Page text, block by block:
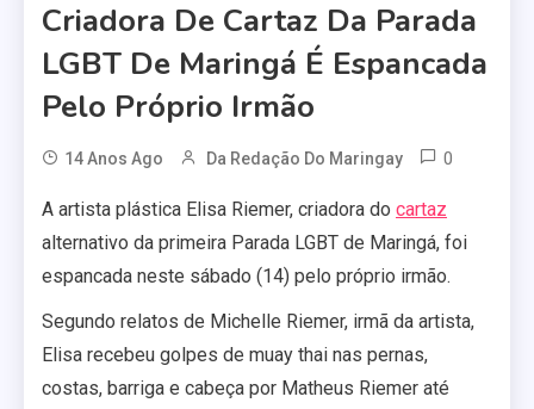
Criadora De Cartaz Da Parada
LGBT De Maringá É Espancada
Pelo Próprio Irmão
14 Anos Ago Da Redação Do Maringay 0
A artista plástica Elisa Riemer, criadora do cartaz
alternativo da primeira Parada LGBT de Maringá, foi
espancada neste sábado (14) pelo próprio irmão.
Segundo relatos de Michelle Riemer, irmã da artista,
Elisa recebeu golpes de muay thai nas pernas,
costas, barriga e cabeça por Matheus Riemer até